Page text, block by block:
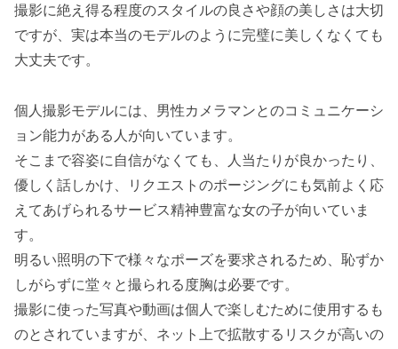
撮影に絶え得る程度のスタイルの良さや顔の美しさは大切
ですが、実は本当のモデルのように完璧に美しくなくても
大丈夫です。
個人撮影モデルには、男性カメラマンとのコミュニケーシ
ョン能力がある人が向いています。
そこまで容姿に自信がなくても、人当たりが良かったり、
優しく話しかけ、リクエストのポージングにも気前よく応
えてあげられるサービス精神豊富な女の子が向いていま
す。
明るい照明の下で様々なポーズを要求されるため、恥ずか
しがらずに堂々と撮られる度胸は必要です。
撮影に使った写真や動画は個人で楽しむために使用するも
のとされていますが、ネット上で拡散するリスクが高いの